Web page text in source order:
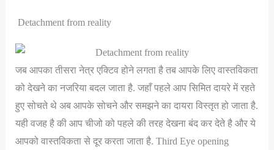
Detachment from reality
जब आपका तीसरा नेत्र एक्टिव होने लगता है तब आपके लिए वास्तविकता
को देखने का नजरिया बदल जाता है. जहाँ पहले आप सिमित दायरे में रहते
हुए सोचते थे अब आपके सोचने और समझने का दायरा विस्तृत हो जाता है.
यही वजह है की आप चीजो को पहले की तरह देखना बंद कर देते है और ये
आपको वास्तविकता से दूर करता जाता है. Third Eye opening